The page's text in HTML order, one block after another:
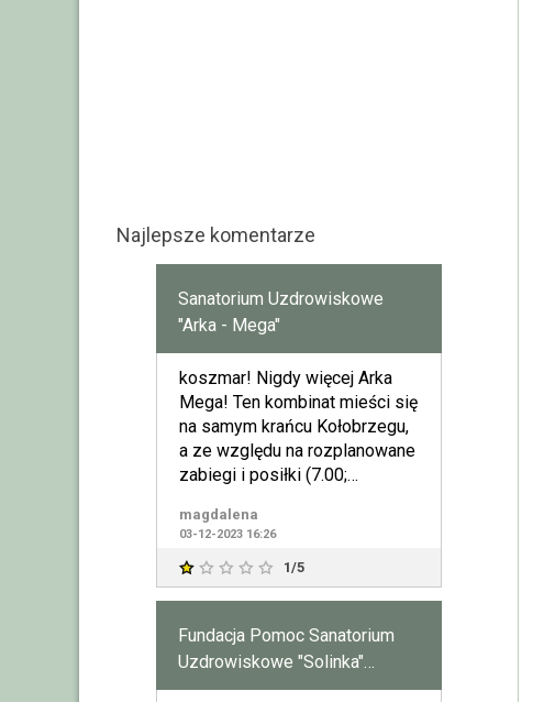
Najlepsze komentarze
Sanatorium Uzdrowiskowe
"Arka - Mega"
koszmar! Nigdy więcej Arka
Mega! Ten kombinat mieści się
na samym krańcu Kołobrzegu,
a ze względu na rozplanowane
zabiegi i posiłki (7.00;
magdalena
03-12-2023 16:26
1/5
Fundacja Pomoc Sanatorium
Uzdrowiskowe "Solinka"
Oddział w Polańczyku